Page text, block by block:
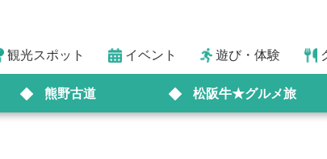
観光スポット イベント 遊び・体験
熊野古道 松阪牛★グルメ旅